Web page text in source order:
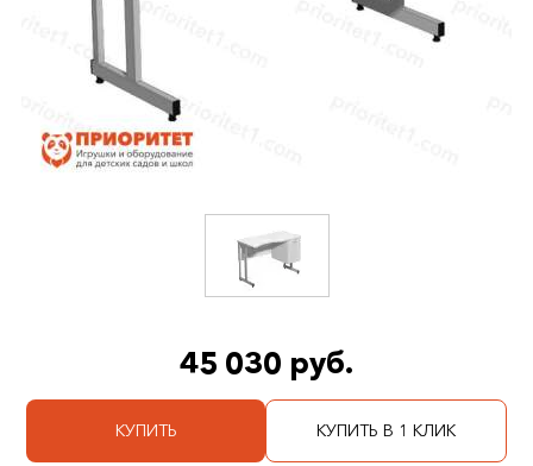
45 030 руб.
КУПИТЬ КУПИТЬ В 1 КЛИК